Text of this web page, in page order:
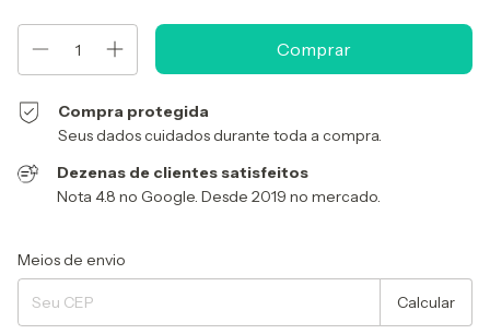
Compra protegida
Seus dados cuidados durante toda a compra.
Dezenas de clientes satisfeitos
Nota 4.8 no Google. Desde 2019 no mercado.
Entregas para o CEP:
Meios de envio
Calcular